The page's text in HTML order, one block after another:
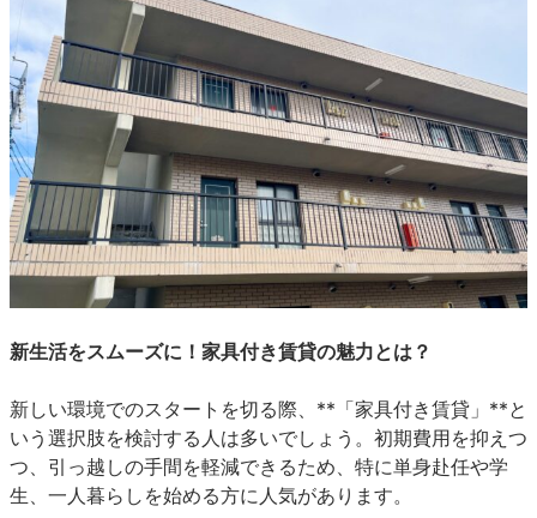
新生活をスムーズに！家具付き賃貸の魅力とは？
新しい環境でのスタートを切る際、**「家具付き賃貸」**と
いう選択肢を検討する人は多いでしょう。初期費用を抑えつ
つ、引っ越しの手間を軽減できるため、特に単身赴任や学
生、一人暮らしを始める方に人気があります。